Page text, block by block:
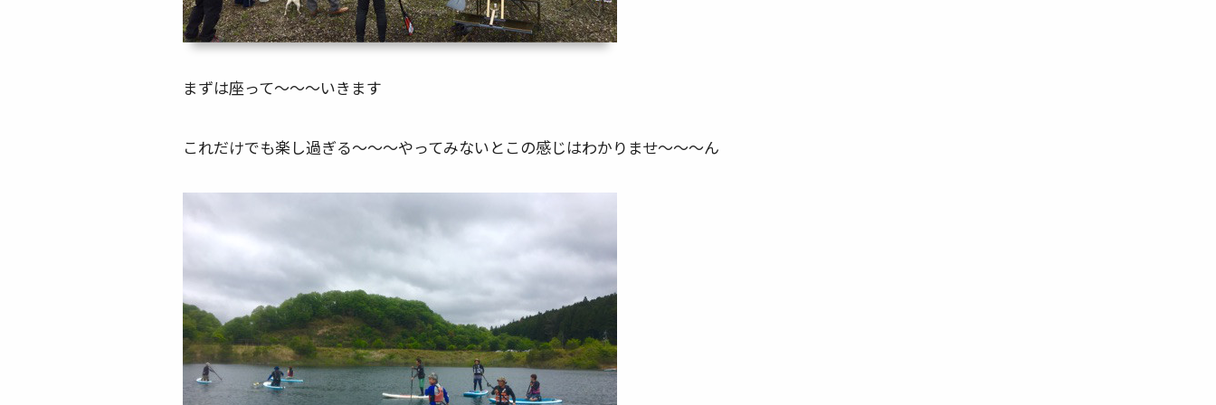
まずは座って～～～いきます
これだけでも楽し過ぎる～～～やってみないとこの感じはわかりませ～～～ん